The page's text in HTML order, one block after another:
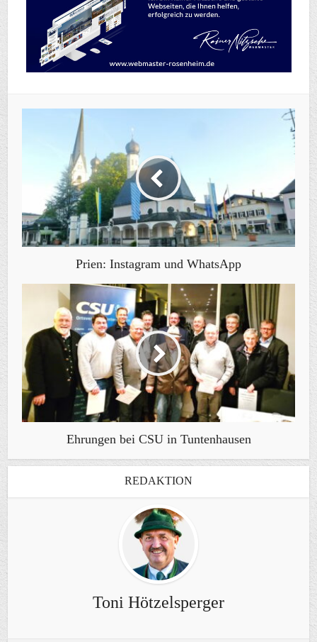
Prien: Instagram und WhatsApp
Ehrungen bei CSU in Tuntenhausen
REDAKTION
Toni Hötzelsperger